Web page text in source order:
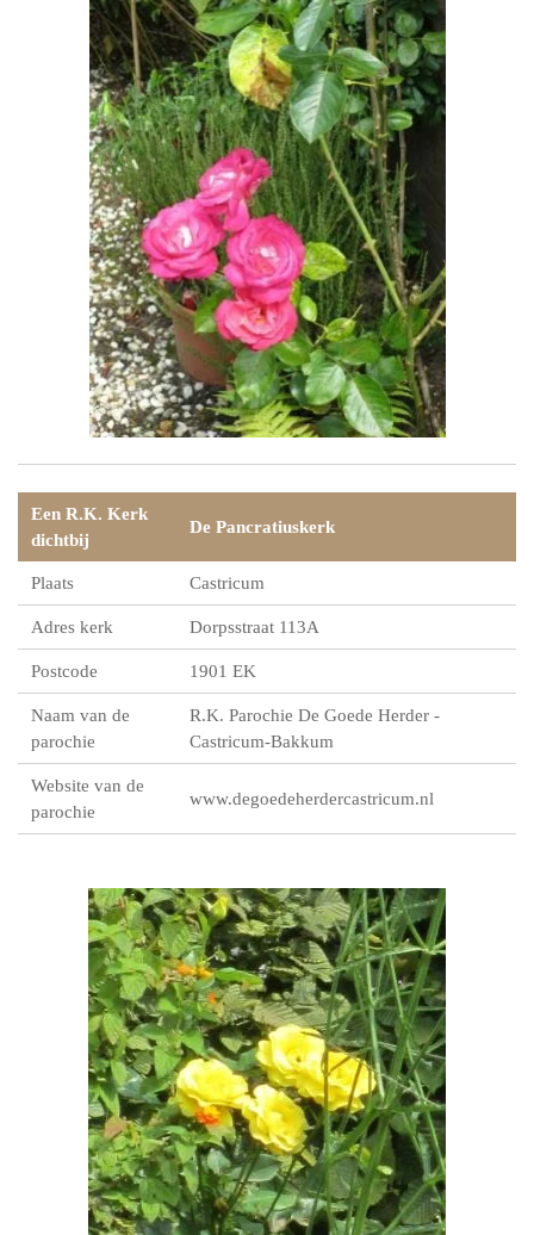
Een R.K. Kerk
dichtbij
De Pancratiuskerk
Plaats Castricum
Adres kerk Dorpsstraat 113A
Postcode 1901 EK
Naam van de
parochie
R.K. Parochie De Goede Herder -
Castricum-Bakkum
Website van de
parochie
www.degoedeherdercastricum.nl